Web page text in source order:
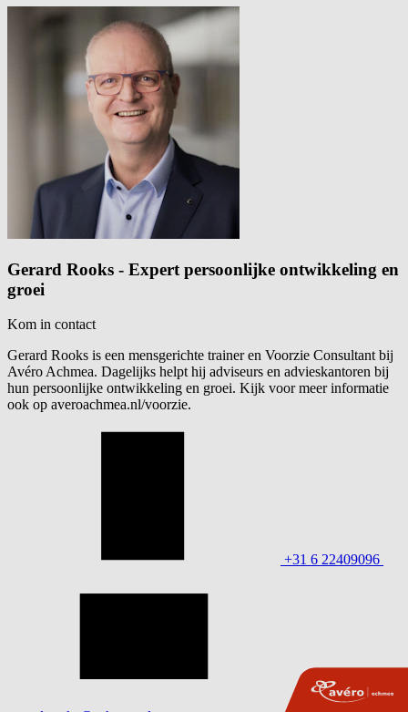
Gerard Rooks - Expert persoonlijke ontwikkeling en
groei
Kom in contact
Gerard Rooks is een mensgerichte trainer en Voorzie Consultant bij
Avéro Achmea. Dagelijks helpt hij adviseurs en advieskantoren bij
hun persoonlijke ontwikkeling en groei. Kijk voor meer informatie
ook op averoachmea.nl/voorzie.
+31 6 22409096